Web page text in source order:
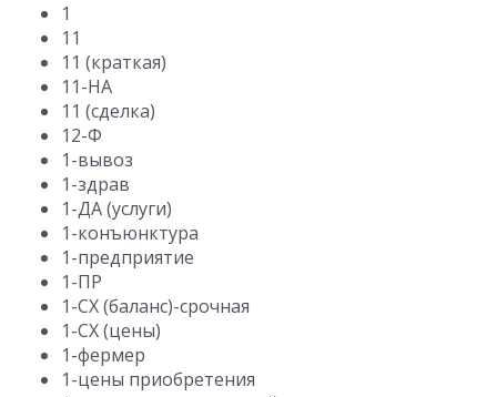
1
11
11 (краткая)
11-НА
11 (сделка)
12-Ф
1-вывоз
1-здрав
1-ДА (услуги)
1-конъюнктура
1-предприятие
1-ПР
1-СХ (баланс)-срочная
1-СХ (цены)
1-фермер
1-цены приобретения